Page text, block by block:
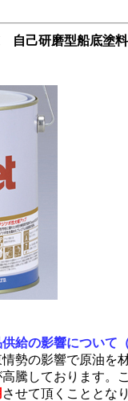
自己研磨型船底塗料
給の影響について
勢の影響で原油を
高騰しております
させて頂くことと